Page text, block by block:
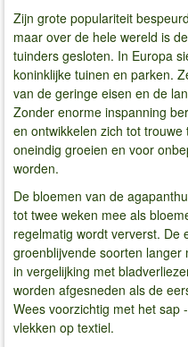
Zijn grote populariteit
maar over de hele wereld is
tuinders gesloten. In Europa
koninklijke tuinen en parken.
van de geringe eisen en de
Zonder enorme inspanning
en ontwikkelen zich tot
oneindig groeien en voor
worden.
De bloemen van de
tot twee weken mee als
regelmatig wordt ververst. De
groenblijvende soorten
in vergelijking met
worden afgesneden als de
Wees voorzichtig met het sap
vlekken op textiel.